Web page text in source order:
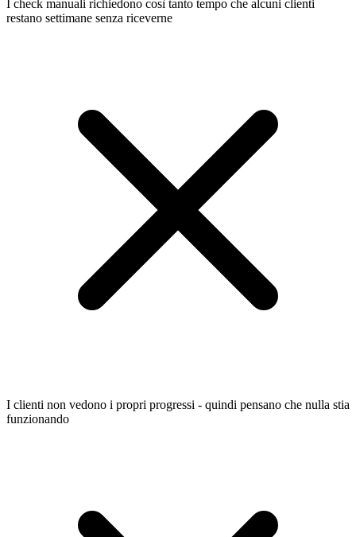
I check manuali richiedono così tanto tempo che alcuni clienti
restano settimane senza riceverne
I clienti non vedono i propri progressi - quindi pensano che nulla stia
funzionando